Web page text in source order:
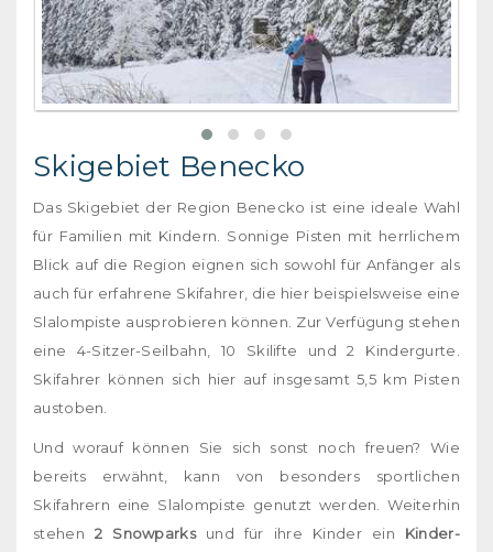
Skigebiet Benecko
Das Skigebiet der Region Benecko ist eine ideale Wahl
für Familien mit Kindern. Sonnige Pisten mit herrlichem
Blick auf die Region eignen sich sowohl für Anfänger als
auch für erfahrene Skifahrer, die hier beispielsweise eine
Slalompiste ausprobieren können. Zur Verfügung stehen
eine 4-Sitzer-Seilbahn, 10 Skilifte und 2 Kindergurte.
Skifahrer können sich hier auf insgesamt 5,5 km Pisten
austoben.
Und worauf können Sie sich sonst noch freuen? Wie
bereits erwähnt, kann von besonders sportlichen
Skifahrern eine Slalompiste genutzt werden. Weiterhin
stehen 2 Snowparksund für ihre Kinder ein Kinder-